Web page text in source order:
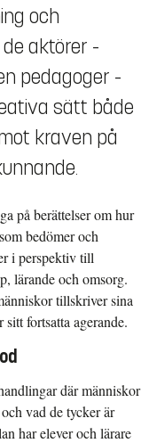
och
aktörer -
pedagoger -
sätt både
kraven på
på berättelser om hur
bedömer och
i perspektiv till
lärande och omsorg.
tillskriver sina
fortsatta agerande.
där människor
vad de tycker är
har elever och lärare